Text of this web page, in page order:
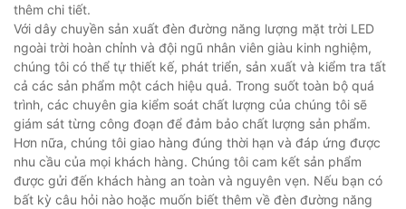
thêm chi tiết.
Với dây chuyền sản xuất đèn đường năng lượng mặt trời LED
ngoài trời hoàn chỉnh và đội ngũ nhân viên giàu kinh nghiệm,
chúng tôi có thể tự thiết kế, phát triển, sản xuất và kiểm tra tất
cả các sản phẩm một cách hiệu quả. Trong suốt toàn bộ quá
trình, các chuyên gia kiểm soát chất lượng của chúng tôi sẽ
giám sát từng công đoạn để đảm bảo chất lượng sản phẩm.
Hơn nữa, chúng tôi giao hàng đúng thời hạn và đáp ứng được
nhu cầu của mọi khách hàng. Chúng tôi cam kết sản phẩm
được gửi đến khách hàng an toàn và nguyên vẹn. Nếu bạn có
bất kỳ câu hỏi nào hoặc muốn biết thêm về đèn đường năng